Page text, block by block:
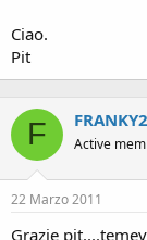
Ciao.
Pit
F Active
22 Marzo 2011
Grazie